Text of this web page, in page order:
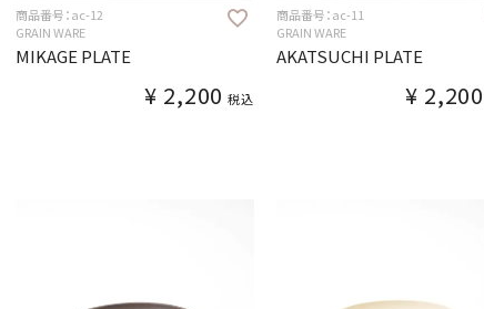
商品番号：ac-12
GRAIN WARE
MIKAGE PLATE
¥ 2,200 税込
商品番号：ac-11
GRAIN WARE
AKATSUCHI PLATE
¥ 2,200